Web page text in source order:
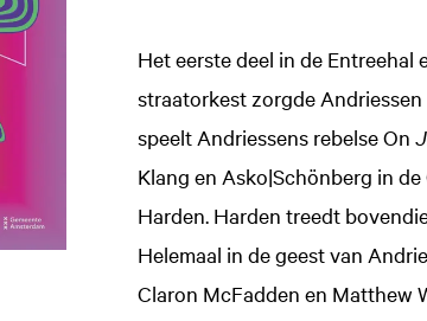
Het eerste deel in de
straatorkest zorgde
speelt Andriessens rebelse On
Klang en Asko|Schönberg in
Harden. Harden treedt
Helemaal in de geest van
Claron McFadden en Matthew